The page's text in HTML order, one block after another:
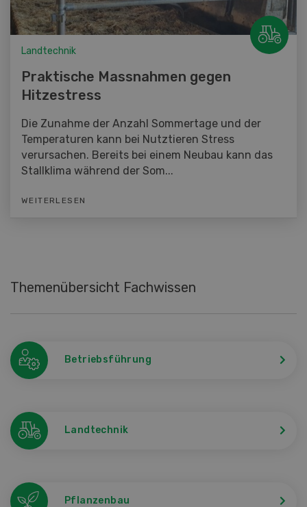
Landtechnik
Praktische Massnahmen gegen
Hitzestress
Die Zunahme der Anzahl Sommertage und der
Temperaturen kann bei Nutztieren Stress
verursachen. Bereits bei einem Neubau kann das
Stallklima während der Som...
WEITERLESEN
Themenübersicht Fachwissen
Betriebsführung
Landtechnik
Pflanzenbau